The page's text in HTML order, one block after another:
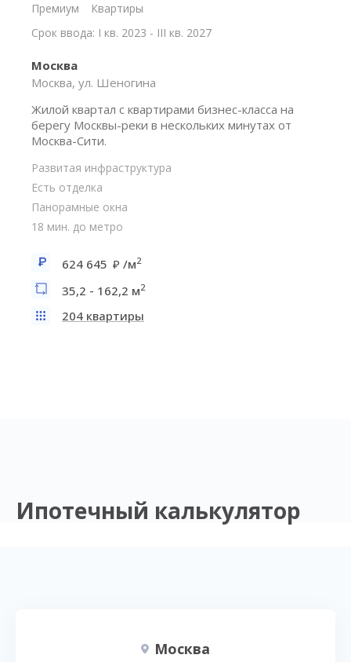
Премиум
Квартиры
Срок ввода: I кв. 2023 - III кв. 2027
Москва
Москва, ул. Шеногина
Жилой квартал с квартирами бизнес-класса на
берегу Москвы-реки в нескольких минутах от
Москва-Сити.
Развитая инфраструктура
Есть отделка
Панорамные окна
18 мин. до метро
624 645 /м2
35,2 - 162,2 м2
204 квартиры
Ипотечный калькулятор
Москва